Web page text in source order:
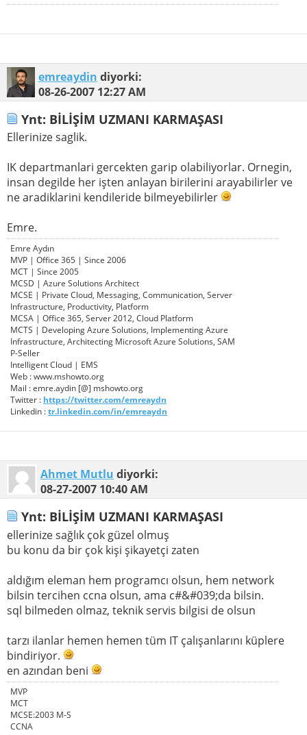
emreaydin diyorki:
08-26-2007 12:27 AM
Ynt: BİLİŞİM UZMANI KARMAŞASI
Ellerinize saglik.
IK departmanlari gercekten garip olabiliyorlar. Ornegin,
insan degilde her işten anlayan birilerini arayabilirler ve
ne aradiklarini kendileride bilmeyebilirler
Emre.
Emre Aydın
MVP | Office 365 | Since 2006
MCT | Since 2005
MCSD | Azure Solutions Architect
MCSE | Private Cloud, Messaging, Communication, Server
Infrastructure, Productivity, Platform
MCSA | Office 365, Server 2012, Cloud Platform
MCTS | Developing Azure Solutions, Implementing Azure
Infrastructure, Architecting Microsoft Azure Solutions, SAM
P-Seller
Intelligent Cloud | EMS
Web : www.mshowto.org
Mail : emre.aydin [@] mshowto.org
Twitter : https://twitter.com/emreaydn
Linkedin :tr.linkedin.com/in/emreaydn
Ahmet Mutlu diyorki:
08-27-2007 10:40 AM
Ynt: BİLİŞİM UZMANI KARMAŞASI
ellerinize sağlık çok güzel olmuş
bu konu da bir çok kişi şikayetçi zaten
aldığım eleman hem programcı olsun, hem network
bilsin tercihen ccna olsun, ama c#&#039;da bilsin.
sql bilmeden olmaz, teknik servis bilgisi de olsun
tarzı ilanlar hemen hemen tüm IT çalışanlarını küplere
bindiriyor.
en azından beni
MVP
MCT
MCSE:2003 M-S
CCNA